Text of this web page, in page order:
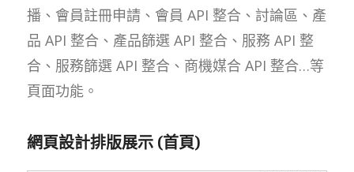
播、會員註冊申請、會員 API 整合、討論區、產
品 API 整合、產品篩選 API 整合、服務 API 整
合、服務篩選 API 整合、商機媒合 API 整合…等
頁面功能。
網頁設計排版展示 (首頁)